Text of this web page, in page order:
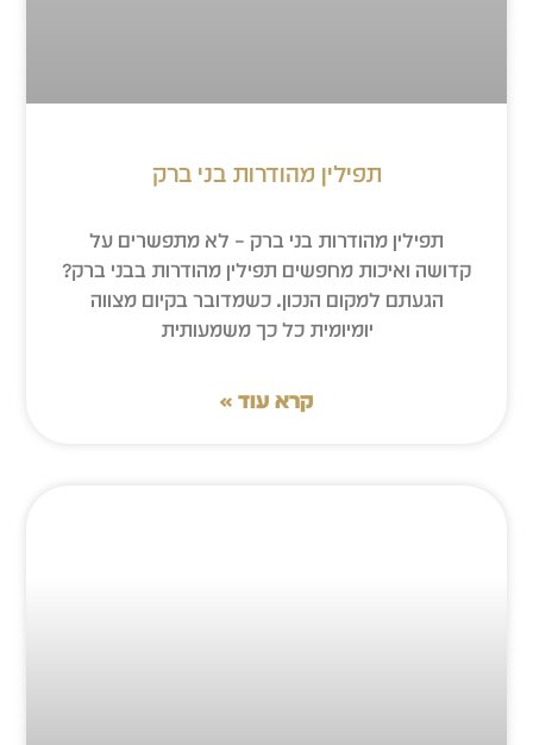
תפילין מהודרות בני ברק
תפילין מהודרות בני ברק – לא מתפשרים על
קדושה ואיכות מחפשים תפילין מהודרות בבני ברק?
הגעתם למקום הנכון. כשמדובר בקיום מצווה
יומיומית כל כך משמעותית
קרא עוד »